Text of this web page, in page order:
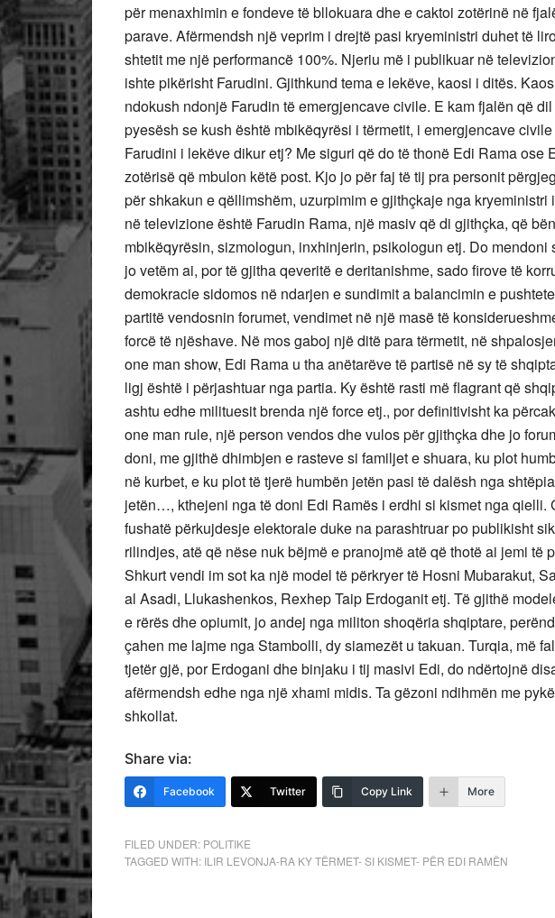
për menaxhimin e fondeve të bllokuara dhe e caktoi zotërinë në
parave. Afërmendsh një veprim i drejtë pasi kryeministri duhet të
shtetit me një performancë 100%. Njeriu më i publikuar në
ishte pikërisht Farudini. Gjithkund tema e lekëve, kaosi i ditës.
ndokush ndonjë Farudin të emergjencave civile. E kam fjalën që
pyesësh se kush është mbikëqyrësi i tërmetit, i emergjencave
Farudini i lekëve dikur etj? Me siguri që do të thonë Edi Rama ose
zotërisë që mbulon këtë post. Kjo jo për faj të tij pra personit
për shkakun e qëllimshëm, uzurpimim e gjithçkaje nga kryeministri
në televizione është Farudin Rama, një masiv që di gjithçka, që
mbikëqyrësin, sizmologun, inxhinjerin, psikologun etj. Do
jo vetëm ai, por të gjitha qeveritë e deritanishme, sado firove të
demokracie sidomos në ndarjen e sundimit a balancimin e
partitë vendosnin forumet, vendimet në një masë të
forcë të njëshave. Në mos gaboj një ditë para tërmetit, në
one man show, Edi Rama u tha anëtarëve të partisë në sy të
ligj është i përjashtuar nga partia. Ky është rasti më flagrant që
ashtu edhe milituesit brenda një force etj., por definitivisht ka
one man rule, një person vendos dhe vulos për gjithçka dhe jo
doni, me gjithë dhimbjen e rasteve si familjet e shuara, ku plot
në kurbet, e ku plot të tjerë humbën jetën pasi të dalësh nga
jetën…, kthejeni nga të doni Edi Ramës i erdhi si kismet nga qielli.
fushatë përkujdesje elektorale duke na parashtruar po publikisht
rilindjes, atë që nëse nuk bëjmë e pranojmë atë që thotë ai jemi të
Shkurt vendi im sot ka një model të përkryer të Hosni Mubarakut,
al Asadi, Llukashenkos, Rexhep Taip Erdoganit etj. Të gjithë
e rërës dhe opiumit, jo andej nga militon shoqëria shqiptare,
çahen me lajme nga Stambolli, dy siamezët u takuan. Turqia, më
tjetër gjë, por Erdogani dhe binjaku i tij masivi Edi, do ndërtojnë
afërmendsh edhe nga një xhami midis. Ta gëzoni ndihmën me
shkollat.
Share via:
Facebook Twitter Copy Link More
FILED UNDER: POLITIKE
TAGGED WITH: ILIR LEVONJA-RA KY TËRMET- SI KISMET- PËR EDI RAMËN